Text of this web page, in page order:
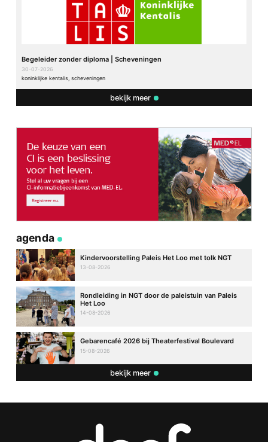
Begeleider zonder diploma | Scheveningen
30-07-2026
koninklijke kentalis, scheveningen
bekijk meer
agenda
Kindervoorstelling Paleis Het Loo met tolk NGT
13-08-2026
Rondleiding in NGT door de paleistuin van Paleis
Het Loo
14-08-2026
Gebarencafé 2026 bij Theaterfestival Boulevard
15-08-2026
bekijk meer